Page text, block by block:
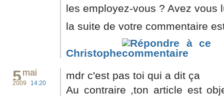
les employez-vous ? Avez vous
la suite de votre commentaire
Christophe
5mai
2009 14:20
mdr c'est pas toi qui a dit ça
Au contraire ,ton article est